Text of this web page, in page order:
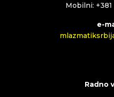
Mobilni:
e-
Radno